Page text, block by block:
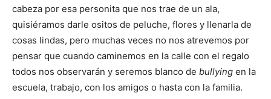
cabeza por esa personita que nos trae de un ala,
quisiéramos darle ositos de peluche, flores y llenarla de
cosas lindas, pero muchas veces no nos atrevemos por
pensar que cuando caminemos en la calle con el regalo
todos nos observarán y seremos blanco de bullying en la
escuela, trabajo, con los amigos o hasta con la familia.